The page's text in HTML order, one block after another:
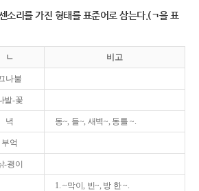
소리를 가진 형태를 표준어로 삼는다.(ㄱ을 표
ㄴ 비고
나불
발-꽃
녁 동~, 들~, 새벽~, 동틀 ~.
부억
-괭이
1. ~막이, 빈~, 방 한 ~.